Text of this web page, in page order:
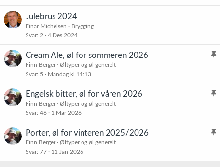
Julebrus 2024
Einar Michelsen
Brygging
Svar 2 4 Des 2024
K
t
Cream Ale, øl for sommeren 2026
Finn Berger
Øltyper og øl generelt
Svar 5 Mandag kl 11:13
K
t
Engelsk bitter, øl for våren 2026
Finn Berger
Øltyper og øl generelt
Svar 46 1 Mar 2026
K
s
Porter, øl for vinteren 2025/2026
Finn Berger
Øltyper og øl generelt
Svar 77 11 Jan 2026